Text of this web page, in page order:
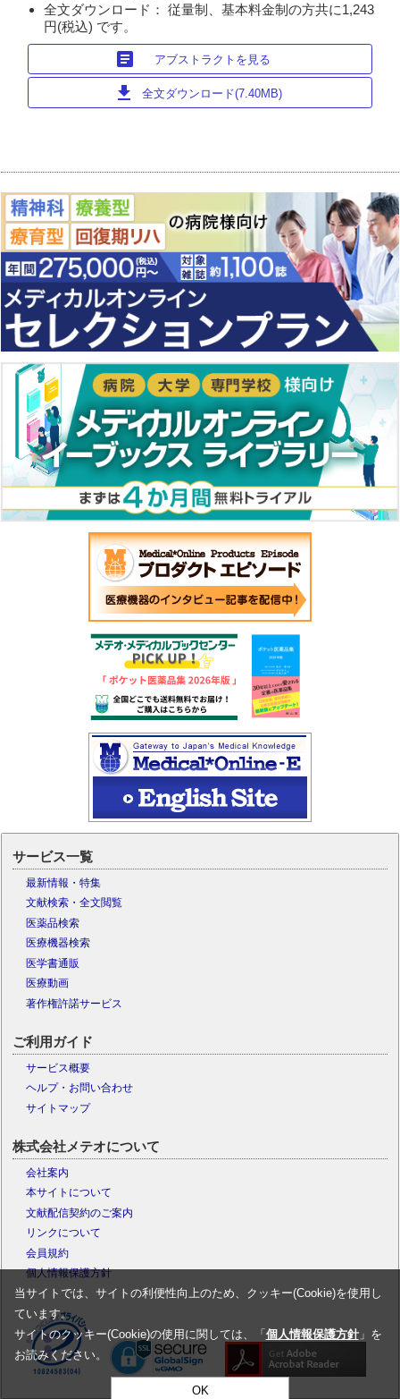
全文ダウンロード： 従量制、基本料金制の方共に1,243
円(税込) です。
article アブストラクトを見る
download 全文ダウンロード(7.40MB)
サービス一覧
最新情報・特集
文献検索・全文閲覧
医薬品検索
医療機器検索
医学書通販
医療動画
著作権許諾サービス
ご利用ガイド
サービス概要
ヘルプ・お問い合わせ
サイトマップ
株式会社メテオについて
会社案内
本サイトについて
文献配信契約のご案内
リンクについて
会員規約
個人情報保護方針
当サイトでは、サイトの利便性向上のため、クッキー(Cookie)を使用し
ています。
サイトのクッキー(Cookie)の使用に関しては、「 個人情報保護方針」を
お読みください。
OK